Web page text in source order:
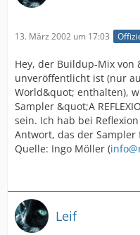
13. März 2002 um 17:03
Hey, der Buildup-Mix
unveröffentlicht ist (nur
World&quot; enthalten),
Sampler &quot;A
sein. Ich hab bei
Antwort, das der
Quelle: Ingo Möller (
Leif